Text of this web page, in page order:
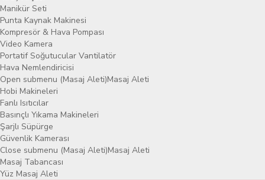
Manikür Seti
Punta Kaynak Makinesi
Kompresör & Hava Pompası
Video Kamera
Portatif Soğutucular Vantilatör
Hava Nemlendiricisi
Open submenu (Masaj Aleti)Masaj Aleti
Hobi Makineleri
Fanlı Isıtıcılar
Basınçlı Yıkama Makineleri
Şarjlı Süpürge
Güvenlik Kamerası
Close submenu (Masaj Aleti)Masaj Aleti
Masaj Tabancası
Yüz Masaj Aleti